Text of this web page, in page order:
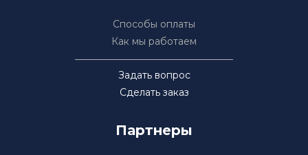
Способы оплаты
Как мы работаем
Задать вопрос
Сделать заказ
Партнеры